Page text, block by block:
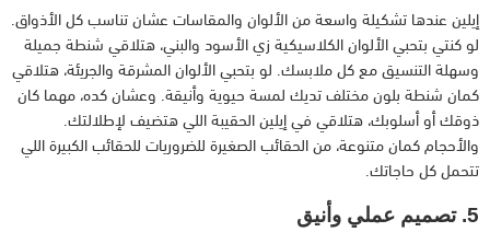
إيلين عندها تشكيلة واسعة من الألوان والمقاسات عشان تناسب كل الأذواق.
لو كنتي بتحبي الألوان الكلاسيكية زي الأسود والبني، هتلاقي شنطة جميلة
وسهلة التنسيق مع كل ملابسك. لو بتحبي الألوان المشرقة والجريئة، هتلاقي
كمان شنطة بلون مختلف تديك لمسة حيوية وأنيقة. وعشان كده، مهما كان
ذوقك أو أسلوبك، هتلاقي في إيلين الحقيبة اللي هتضيف لإطلالتك.
والأحجام كمان متنوعة، من الحقائب الصغيرة للضروريات للحقائب الكبيرة اللي
تتحمل كل حاجاتك.
5. تصميم عملي وأنيق